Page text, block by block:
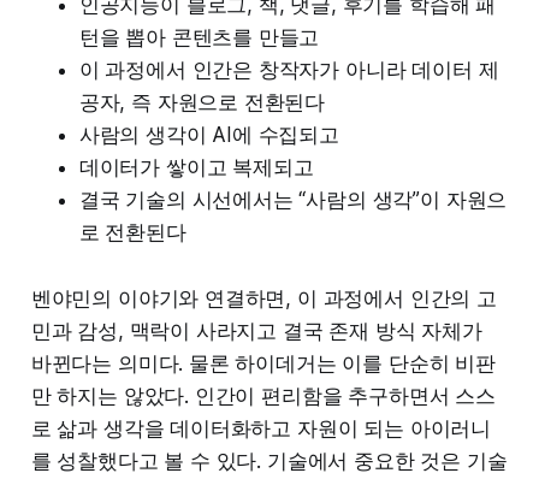
인공지능이 블로그, 책, 댓글, 후기를 학습해 패
턴을 뽑아 콘텐츠를 만들고
이 과정에서 인간은 창작자가 아니라 데이터 제
공자, 즉 자원으로 전환된다
사람의 생각이 AI에 수집되고
데이터가 쌓이고 복제되고
결국 기술의 시선에서는 “사람의 생각”이 자원으
로 전환된다
벤야민의 이야기와 연결하면, 이 과정에서 인간의 고
민과 감성, 맥락이 사라지고 결국 존재 방식 자체가
바뀐다는 의미다. 물론 하이데거는 이를 단순히 비판
만 하지는 않았다. 인간이 편리함을 추구하면서 스스
로 삶과 생각을 데이터화하고 자원이 되는 아이러니
를 성찰했다고 볼 수 있다. 기술에서 중요한 것은 기술